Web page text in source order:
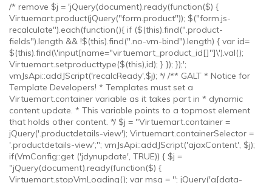
/* remove $j = 'jQuery(document).ready(function($) {
Virtuemart.product(jQuery("form.product")); $("form.js-
recalculate").each(function(){ if ($(this).find(".product-
fields").length && !$(this).find(".no-vm-bind").length) { var id=
$(this).find(\'input[name="virtuemart_product_id[]"]\').val();
Virtuemart.setproducttype($(this),id); } }); });';
vmJsApi::addJScript('recalcReady',$j); */ /** GALT * Notice for
Template Developers! * Templates must set a
Virtuemart.container variable as it takes part in * dynamic
content update. * This variable points to a topmost element
that holds other content. */ $j = "Virtuemart.container =
jQuery('.productdetails-view'); Virtuemart.containerSelector =
'.productdetails-view';"; vmJsApi::addJScript('ajaxContent', $j);
if(VmConfig::get ('jdynupdate', TRUE)) { $j =
"jQuery(document).ready(function($) {
Virtuemart.stopVmLoading(); var msg = ''; jQuery('a[data-